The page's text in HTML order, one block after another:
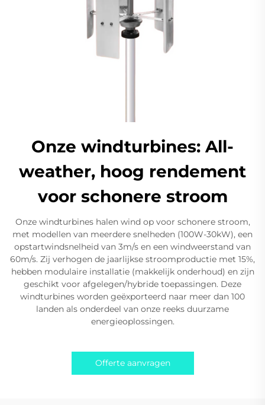
Onze windturbines: All-
weather, hoog rendement
voor schonere stroom
Onze windturbines halen wind op voor schonere stroom,
met modellen van meerdere snelheden (100W-30kW), een
opstartwindsnelheid van 3m/s en een windweerstand van
60m/s. Zij verhogen de jaarlijkse stroomproductie met 15%,
hebben modulaire installatie (makkelijk onderhoud) en zijn
geschikt voor afgelegen/hybride toepassingen. Deze
windturbines worden geëxporteerd naar meer dan 100
landen als onderdeel van onze reeks duurzame
energieoplossingen.
Offerte aanvragen